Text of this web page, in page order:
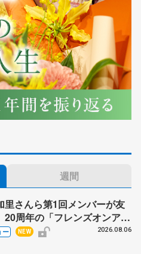
週間
里さんら第1回メンバーが友
周年の「フレンズオンアイ
賢二さん、有川梨絵さん、
ー NEW 2026.08.06